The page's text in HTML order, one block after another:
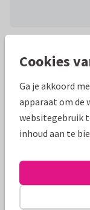
Mooie
Cookies
Ga je akkoord
apparaat om de
websitegebruik
inhoud aan te